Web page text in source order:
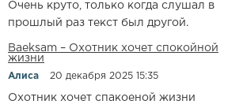
Очень круто, только когда слушал в
прошлый раз текст был другой.
Baeksam – Охотник хочет спокойной
жизни
Алиса 20 декабря 2025 15:35
Охотник хочет спакоеной жизни